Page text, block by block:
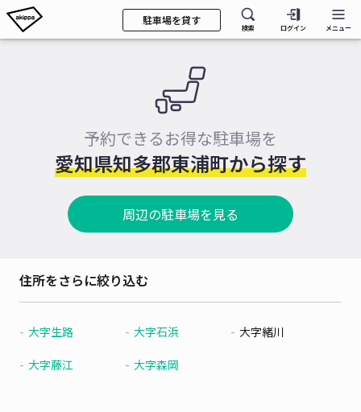
駐車場を貸す
検索 ログイン メニュー
予約できるお得な駐車場を
愛知県知多郡東浦町から探す
周辺の駐車場を見る
住所をさらに絞り込む
大字生路 大字石浜 大字緒川
大字藤江 大字森岡